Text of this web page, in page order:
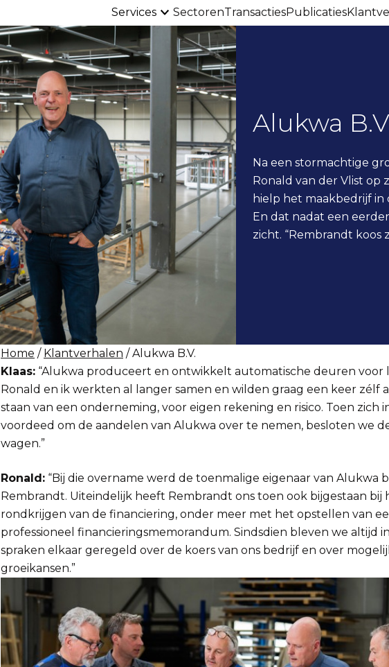
Services SectorenTransactiesPublicaties
Alukwa
Na een stormachtige
Ronald van der Vlist op
hielp het maakbedrijf in
En dat nadat een
zicht. “Rembrandt koos
Home / Klantverhalen / Alukwa B.V.
Klaas: “Alukwa produceert en ontwikkelt automatische deuren voor
Ronald en ik werkten al langer samen en wilden graag een keer zélf
staan van een onderneming, voor eigen rekening en risico. Toen zich
voordeed om de aandelen van Alukwa over te nemen, besloten we
wagen.”
Ronald: “Bij die overname werd de toenmalige eigenaar van Alukwa
Rembrandt. Uiteindelijk heeft Rembrandt ons toen ook bijgestaan bij
rondkrijgen van de financiering, onder meer met het opstellen van
professioneel financieringsmemorandum. Sindsdien bleven we altijd
spraken elkaar geregeld over de koers van ons bedrijf en over
groeikansen.”